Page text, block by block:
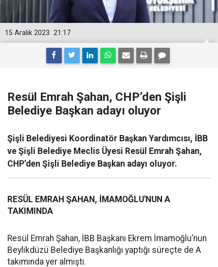
21:17
15 Aralık 2023
Resül Emrah Şahan, CHP’den Şişli
Belediye Başkan adayı oluyor
Şişli Belediyesi Koordinatör Başkan Yardımcısı, İBB
ve Şişli Belediye Meclis Üyesi Resül Emrah Şahan,
CHP’den Şişli Belediye Başkan adayı oluyor.
RESÜL EMRAH ŞAHAN, İMAMOĞLU'NUN A
TAKIMINDA
Resül Emrah Şahan, İBB Başkanı Ekrem İmamoğlu’nun
Beylikdüzü Belediye Başkanlığı yaptığı süreçte de A
takımında yer almıştı.